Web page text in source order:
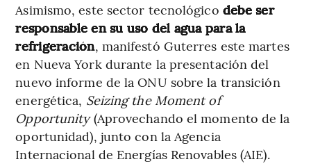
Asimismo, este sector tecnológico debe ser
responsable en su uso del agua para la
refrigeración, manifestó Guterres este martes
en Nueva York durante la presentación del
nuevo informe de la ONU sobre la transición
energética, Seizing the Moment of
Opportunity(Aprovechando el momento de la
oportunidad), junto con la Agencia
Internacional de Energías Renovables (AIE).